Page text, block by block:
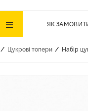
ЯК
/ Цукрові топери / Набір